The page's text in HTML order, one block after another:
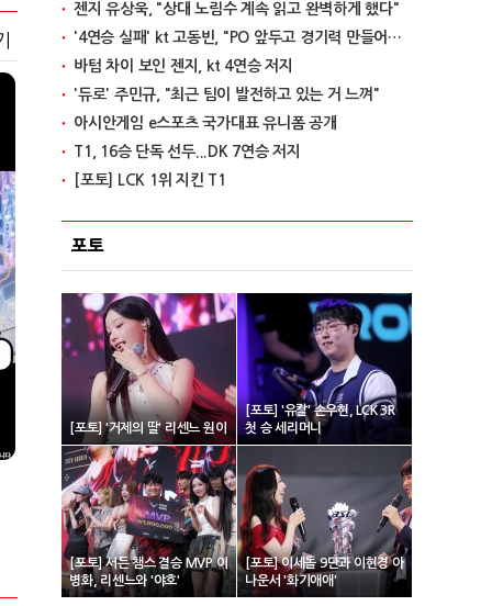
젠지 유상욱, "상대 노림수 계속 읽고 완벽하게 했다"
'4연승 실패' kt 고동빈, "PO 앞두고 경기력 만들어가는 단계"
바텀 차이 보인 젠지, kt 4연승 저지
'듀로' 주민규, "최근 팀이 발전하고 있는 거 느껴"
아시안게임 e스포츠 국가대표 유니폼 공개
T1, 16승 단독 선두...DK 7연승 저지
[포토] LCK 1위 지킨 T1
포토
[포토] '거제의 딸' 리센느 원이
[포토] '유칼' 손우현, LCK 3R
첫 승 세리머니
[포토] 서든 챔스 결승 MVP 이
병화, 리센느와 '야호'
[포토] 이세돌 9단과 이현경 아
나운서 '화기애애'